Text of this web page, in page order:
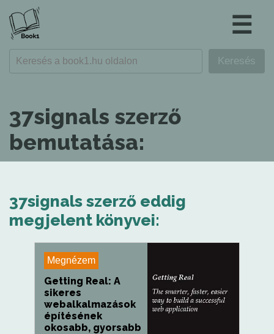
☰
37signals szerző
bemutatása:
37signals szerző eddig
megjelent könyvei:
Megnézem
Getting Real: A
sikeres
webalkalmazások
építésének
okosabb, gyorsabb